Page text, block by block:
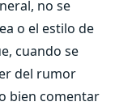
no se
o el estilo de
cuando se
del rumor
bien comentar